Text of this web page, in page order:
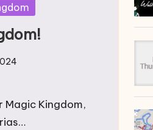
Magic Kingdom,